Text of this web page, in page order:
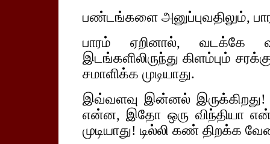
பண்டங்களை அனுப்புவதிலும்,
பாரம் ஏறினால், வடக்கே
இடங்களிலிருந்து கிளம்பும்
சமாளிக்க முடியாது.
இவ்வளவு இன்னல் இருக்கிறது!
என்ன, இதோ ஒரு விந்தியா
முடியாது! டில்லி கண் திறக்க